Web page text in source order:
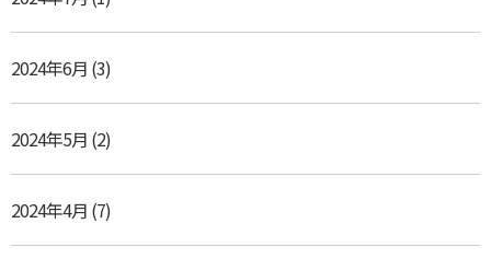
2024年6月 (3)
2024年5月 (2)
2024年4月 (7)